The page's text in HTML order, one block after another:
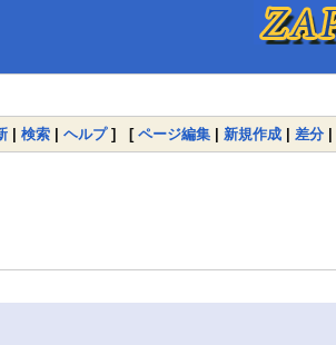
| 検索 | ヘルプ] [ ページ編集 | 新規作成 | 差分 |